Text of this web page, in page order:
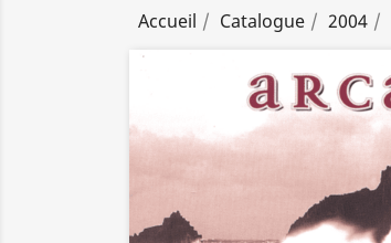
Accueil Catalogue 2004